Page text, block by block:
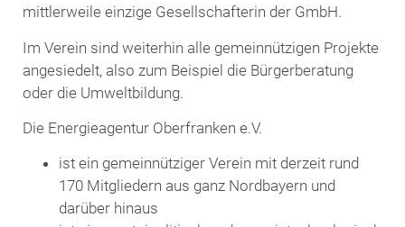
mittlerweile einzige Gesellschafterin der GmbH.
Im Verein sind weiterhin alle gemeinnützigen Projekte
angesiedelt, also zum Beispiel die Bürgerberatung
oder die Umweltbildung.
Die Energieagentur Oberfranken e.V.
ist ein gemeinnütziger Verein mit derzeit rund
170 Mitgliedern aus ganz Nordbayern und
darüber hinaus